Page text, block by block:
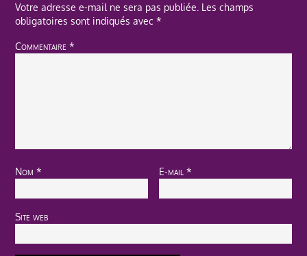
Votre adresse e-mail ne sera pas publiée. Les champs
obligatoires sont indiqués avec*
Commentaire*
Nom* E-mail*
Site web